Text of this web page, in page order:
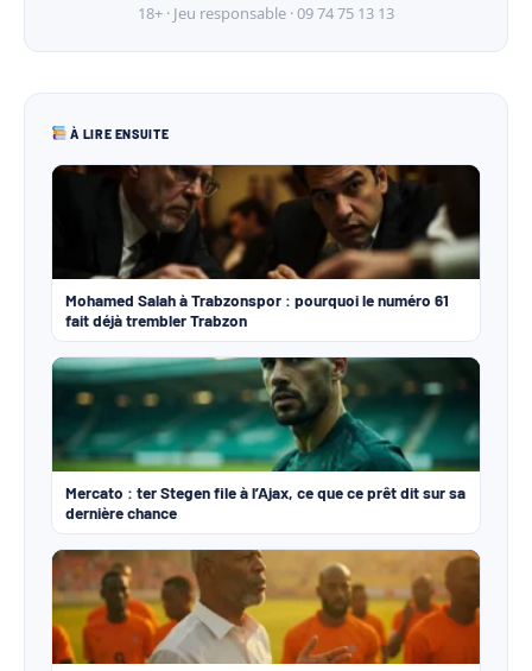
18+ · Jeu responsable · 09 74 75 13 13
À LIRE ENSUITE
Mohamed Salah à Trabzonspor : pourquoi le numéro 61
fait déjà trembler Trabzon
Mercato : ter Stegen file à l’Ajax, ce que ce prêt dit sur sa
dernière chance